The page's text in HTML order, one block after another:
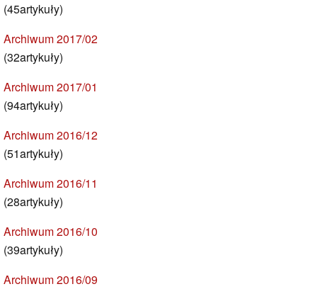
(45artykuły)
Archiwum 2017/02
(32artykuły)
Archiwum 2017/01
(94artykuły)
Archiwum 2016/12
(51artykuły)
Archiwum 2016/11
(28artykuły)
Archiwum 2016/10
(39artykuły)
Archiwum 2016/09